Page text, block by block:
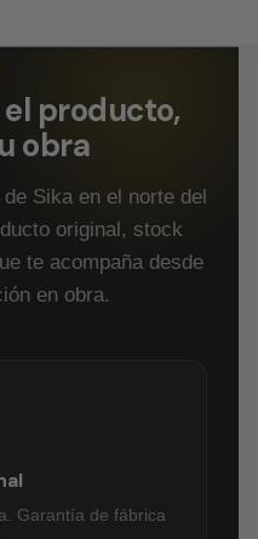
producto,
obra
Sika en el norte del
original, stock
te acompaña desde
en obra.
Garantía de fábrica